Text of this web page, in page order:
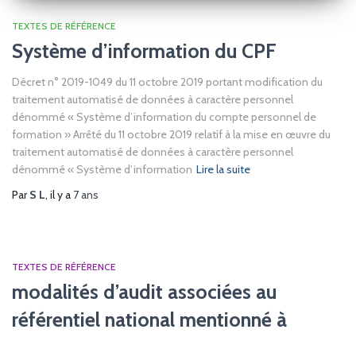
TEXTES DE RÉFÉRENCE
Système d’information du CPF
Décret n° 2019-1049 du 11 octobre 2019 portant modification du
traitement automatisé de données à caractère personnel
dénommé « Système d’information du compte personnel de
formation » Arrêté du 11 octobre 2019 relatif à la mise en œuvre du
traitement automatisé de données à caractère personnel
dénommé « Système d’information Lire la suite
ParS L, il y a 7 ans
TEXTES DE RÉFÉRENCE
modalités d’audit associées au
référentiel national mentionné à